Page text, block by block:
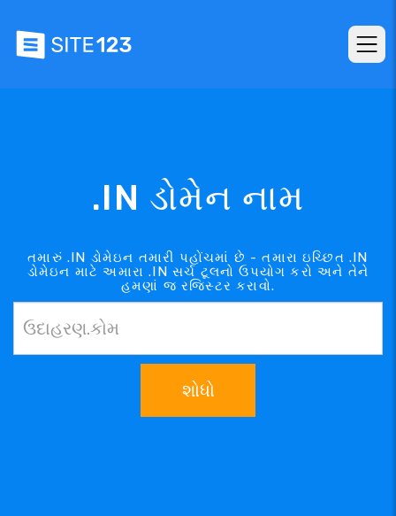
.IN ડોમેન નામ
તમારું .IN ડોમેઇન તમારી પહોંચમાં છે - તમારા ઇચ્છિત .IN
ડોમેઇન માટે અમારા .IN સર્ચ ટૂલનો ઉપયોગ કરો અને તેને
હમણાં જ રજિસ્ટર કરાવો.
શોધો